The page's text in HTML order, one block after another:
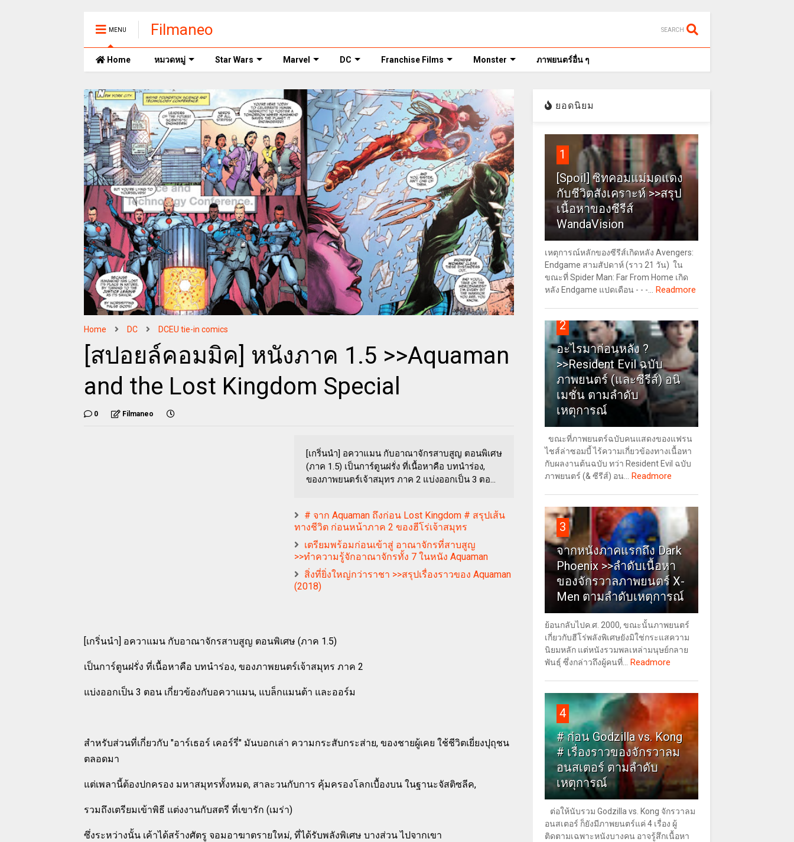
MENU Filmaneo SEARCH
Home หมวดหมู่ Star Wars Marvel DC Franchise Films Monster ภาพยนตร์อื่น ๆ
Home DC DCEU tie-in comics
[สปอยล์คอมมิค] หนังภาค 1.5 >>Aquaman
and the Lost Kingdom Special
0 Filmaneo
[เกริ่นนำ] อควาแมน กับอาณาจักรสาบสูญ ตอนพิเศษ
(ภาค 1.5) เป็นการ์ตูนฝรั่ง ที่เนื้อหาคือ บทนำร่อง,
ของภาพยนตร์เจ้าสมุทร ภาค 2 แบ่งออกเป็น 3 ตอ...
# จาก Aquaman ถึงก่อน Lost Kingdom # สรุปเส้น
ทางชีวิต ก่อนหน้าภาค 2 ของฮีโร่เจ้าสมุทร
เตรียมพร้อมก่อนเข้าสู่ อาณาจักรที่สาบสูญ
>>ทำความรู้จักอาณาจักรทั้ง 7 ในหนัง Aquaman
สิ่งที่ยิ่งใหญ่กว่าราชา >>สรุปเรื่องราวของ Aquaman
(2018)
[เกริ่นนำ] อควาแมน กับอาณาจักรสาบสูญ ตอนพิเศษ (ภาค 1.5)
เป็นการ์ตูนฝรั่ง ที่เนื้อหาคือ บทนำร่อง, ของภาพยนตร์เจ้าสมุทร ภาค 2
แบ่งออกเป็น 3 ตอน เกี่ยวข้องกับอควาแมน, แบล็กแมนต้า และออร์ม
สำหรับส่วนที่เกี่ยวกับ "อาร์เธอร์ เคอร์รี่" มันบอกเล่า ความกระสับกระส่าย, ของชายผู้เคย ใช้ชีวิตเยี่ยงปุถุชน
ตลอดมา
แต่เพลานี้ต้องปกครอง มหาสมุทรทั้งหมด, สาละวนกับการ คุ้มครองโลกเบื้องบน ในฐานะจัสติซลีค,
รวมถึงเตรียมเข้าพิธี แต่งงานกับสตรี ที่เขารัก (เมร่า)
ซึ่งระหว่างนั้น เค้าได้สร้างศัตรู จอมอาฆาตรายใหม่, ที่ได้รับพลังพิเศษ บางส่วน ไปจากเขา
ยอดนิยม
1
[Spoil] ซิทคอมแม่มดแดง
กับชีวิตสังเคราะห์ >>สรุป
เนื้อหาของซีรีส์
WandaVision
เหตุการณ์หลักของซีรีส์เกิดหลัง Avengers:
Endgame สามสัปดาห์ (ราว 21 วัน) ใน
ขณะที่ Spider Man: Far From Home เกิด
หลัง Endgame แปดเดือน - - -...
Readmore
2
อะไรมาก่อนหลัง ?
>>Resident Evil ฉบับ
ภาพยนตร์ (และซีรีส์) อนิ
เมชั่น ตามลำดับ
เหตุการณ์
ขณะที่ภาพยนตร์ฉบับคนแสดงของแฟรน
ไชส์ล่าซอมบี้ ไร้ความเกี่ยวข้องทางเนื้อหา
กับผลงานต้นฉบับ ทว่า Resident Evil ฉบับ
ภาพยนตร์ (& ซีรีส์) อน...
Readmore
3
จากหนังภาคแรกถึง Dark
Phoenix >>ลำดับเนื้อหา
ของจักรวาลภาพยนตร์ X-
Men ตามลำดับเหตุการณ์
ย้อนกลับไปค.ศ. 2000, ขณะนั้นภาพยนตร์
เกี่ยวกับฮีโร่พลังพิเศษยังมิใช่กระแสความ
นิยมหลัก แต่หนังรวมพลเหล่ามนุษย์กลาย
พันธุ์ ซึ่งกล่าวถึงผู้คนที่...
Readmore
4
# ก่อน Godzilla vs. Kong
# เรื่องราวของจักรวาลม
อนสเตอร์ ตามลำดับ
เหตุการณ์
ต่อให้นับรวม Godzilla vs. Kong จักรวาลม
อนสเตอร์ ก็ยังมีภาพยนตร์แค่ 4 เรื่อง ผู้
ติดตามเฉพาะหนังบางคน อาจรู้สึกเนื้อหา